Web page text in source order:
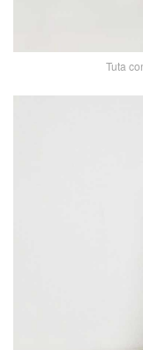
Tuta